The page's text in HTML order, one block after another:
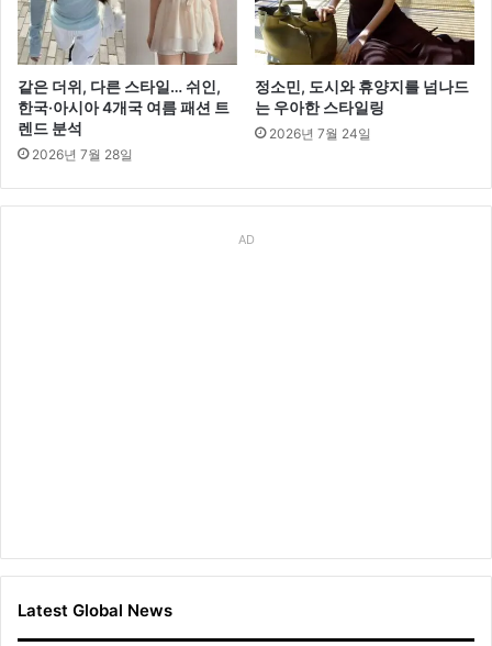
같은 더위, 다른 스타일… 쉬인,
한국·아시아 4개국 여름 패션 트
렌드 분석
2026년 7월 28일
정소민, 도시와 휴양지를 넘나드
는 우아한 스타일링
2026년 7월 24일
AD
Latest Global News